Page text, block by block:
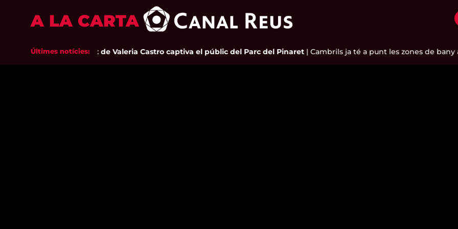
A LA CARTA
Últimes notícies:
La sensibilitat de Valeria Castro captiva el públic del Parc del Pinaret|Cambrils ja té a punt les zones de bany